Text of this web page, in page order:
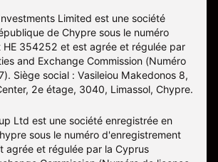
Limited est une société
de Chypre sous le numéro
354252 et est agrée et régulée par
and Exchange Commission (Numéro
Siège social : Vasileiou Makedonos 8,
2e étage, 3040, Limassol, Chypre.
Ltd est une société enregistrée en
sous le numéro d'enregistrement
agrée et régulée par la Cyprus